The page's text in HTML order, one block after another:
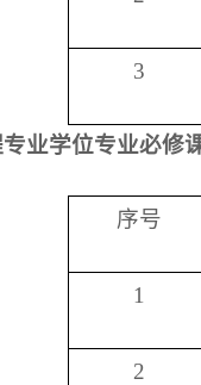
3
业学位专业必修
序号
1
2